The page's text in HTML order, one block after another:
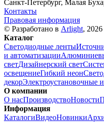
Санкт-Петербург, Малая
Контакты
Правовая информация
© Разработано в Arlight, 2026
Каталог
Светодиодные ленты
и автоматизации
светДизайнерский свет
освещениеГибкий неон
декорЭлектроустановочные
О компании
О насПроизводствоНовости
Информация
КаталогиВидеоНовинки